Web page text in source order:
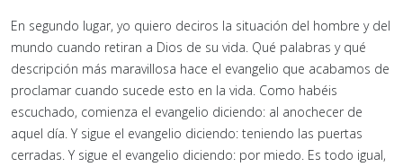
En segundo lugar, yo quiero deciros la situación del hombre y del
mundo cuando retiran a Dios de su vida. Qué palabras y qué
descripción más maravillosa hace el evangelio que acabamos de
proclamar cuando sucede esto en la vida. Como habéis
escuchado, comienza el evangelio diciendo: al anochecer de
aquel día. Y sigue el evangelio diciendo: teniendo las puertas
cerradas. Y sigue el evangelio diciendo: por miedo. Es todo igual,